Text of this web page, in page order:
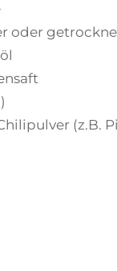
oder
(z.B.